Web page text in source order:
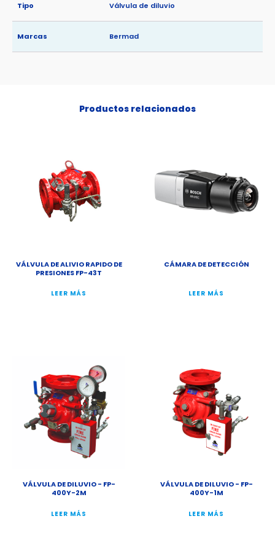
Tipo Válvula de diluvio
Marcas Bermad
Productos relacionados
VÁLVULA DE ALIVIO RAPIDO DE
PRESIONES FP-43T
LEER MÁS
CÁMARA DE DETECCIÓN
LEER MÁS
VÁLVULA DE DILUVIO - FP-
400Y-2M
LEER MÁS
VÁLVULA DE DILUVIO - FP-
400Y-1M
LEER MÁS